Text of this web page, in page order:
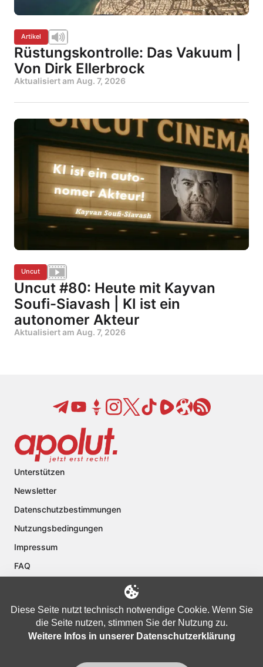
Artikel
Rüstungskontrolle: Das Vakuum |
Von Dirk Ellerbrock
Aktualisiert am Aug. 7, 2026
Uncut
Uncut #80: Heute mit Kayvan
Soufi-Siavash | KI ist ein
autonomer Akteur
Aktualisiert am Aug. 7, 2026
Unterstützen
Newsletter
Datenschutzbestimmungen
Nutzungsbedingungen
Impressum
FAQ
Copyright © 2024 apolut | Jetzt erst recht!. Published apolut Creatives
Diese Seite nutzt technisch notwendige Cookie. Wenn Sie
die Seite nutzen, stimmen Sie der Nutzung zu.
Weitere Infos in unserer Datenschutzerklärung